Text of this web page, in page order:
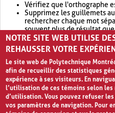
Vérifiez que l'orthographe
Supprimez les guillemets
rechercher chaque mot
souvent plus de résultat
Envisagez d'élargir votre
retournera souvent plus de
NOTRE SITE WEB UTILISE
REHAUSSER VOTRE
Le site web de Polytechnique
afin de recueillir des statistiques
expérience à ses visiteurs. En
l’utilisation de ces témoins selon
d’utilisation. Vous pouvez refuser
vos paramètres de navigation. Pour